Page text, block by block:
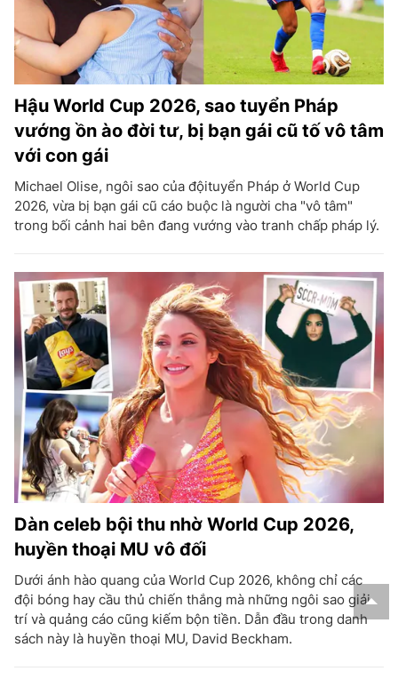
Hậu World Cup 2026, sao tuyển Pháp
vướng ồn ào đời tư, bị bạn gái cũ tố vô tâm
với con gái
Michael Olise, ngôi sao của độituyển Pháp ở World Cup
2026, vừa bị bạn gái cũ cáo buộc là người cha "vô tâm"
trong bối cảnh hai bên đang vướng vào tranh chấp pháp lý.
Dàn celeb bội thu nhờ World Cup 2026,
huyền thoại MU vô đối
Dưới ánh hào quang của World Cup 2026, không chỉ các
đội bóng hay cầu thủ chiến thắng mà những ngôi sao giải
trí và quảng cáo cũng kiếm bộn tiền. Dẫn đầu trong danh
sách này là huyền thoại MU, David Beckham.